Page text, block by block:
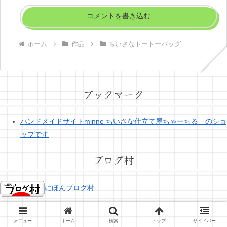
コメントを書き込む
ホーム 作品 ちいさなトートーバッグ
ブックマーク
ハンドメイドサイトminne ちいさな仕立て屋ちゃーちる のショ
ップです
ブログ村
にほんブログ村
ブログランキング
メニュー ホーム 検索 トップ サイドバー